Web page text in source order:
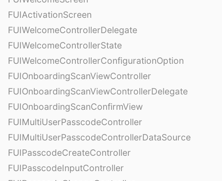
FUIActivationScreen
FUIWelcomeControllerDelegate
FUIWelcomeControllerState
FUIWelcomeControllerConfigurationOption
FUIOnboardingScanViewController
FUIOnboardingScanViewControllerDelegate
FUIOnboardingScanConfirmView
FUIMultiUserPasscodeController
FUIMultiUserPasscodeControllerDataSource
FUIPasscodeCreateController
FUIPasscodeInputController